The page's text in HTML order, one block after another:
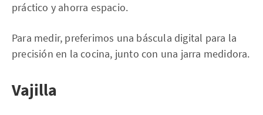
práctico y ahorra espacio.
Para medir, preferimos una báscula digital para la
precisión en la cocina, junto con una jarra medidora.
Vajilla